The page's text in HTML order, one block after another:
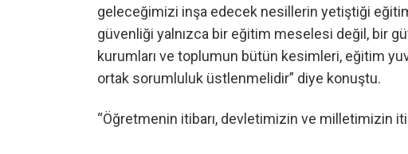
geleceğimizi inşa edecek nesillerin yetiştiği eğitim
güvenliği yalnızca bir eğitim meselesi değil, bir
kurumları ve toplumun bütün kesimleri, eğitim
ortak sorumluluk üstlenmelidir” diye konuştu.
“Öğretmenin itibarı, devletimizin ve milletimizin